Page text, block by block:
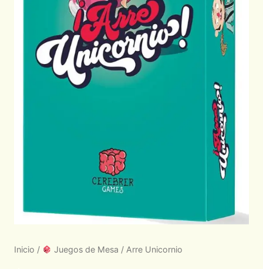
Inicio / Juegos de Mesa / Arre Unicornio